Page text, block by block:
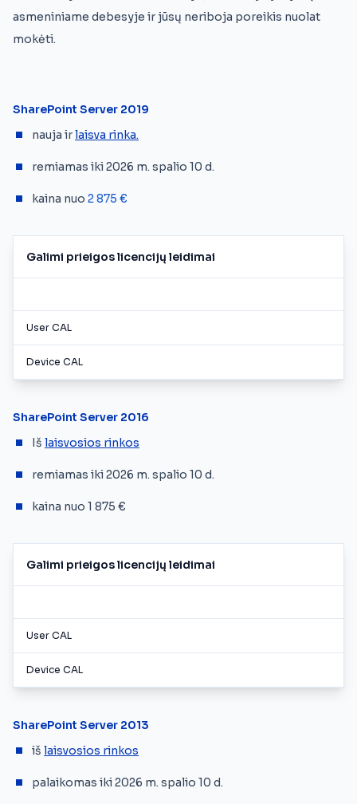
asmeniniame debesyje ir jūsų neriboja poreikis nuolat
mokėti.
SharePoint Server 2019
nauja irlaisva rinka.
remiamas iki 2026 m. spalio 10 d.
kaina nuo 2 875 €
Galimi prieigos licencijų leidimai
User CAL
Device CAL
SharePoint Server 2016
Iš laisvosios rinkos
remiamas iki 2026 m. spalio 10 d.
kaina nuo 1 875 €
Galimi prieigos licencijų leidimai
User CAL
Device CAL
SharePoint Server 2013
iš laisvosios rinkos
palaikomas iki 2026 m. spalio 10 d.